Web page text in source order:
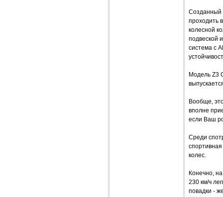
Созданный
проходить
колесной
подвеской
система с
Модель Z3
Вообще,
вполне
если Ваш
Среди
колес.
Конечно,
230 км/ч
повадки -